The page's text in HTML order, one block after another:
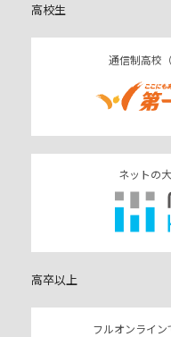
高校生
通信制高校
ネットの
高卒以上
フルオンライ